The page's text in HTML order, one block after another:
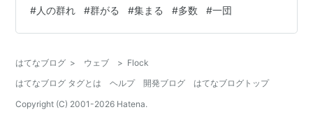
#人の群れ #群がる #集まる #多数 #一団
はてなブログ > ウェブ > Flock
はてなブログ タグとは
ヘルプ 開発ブログ
はてなブログトップ
Copyright (C) 2001-2026 Hatena.